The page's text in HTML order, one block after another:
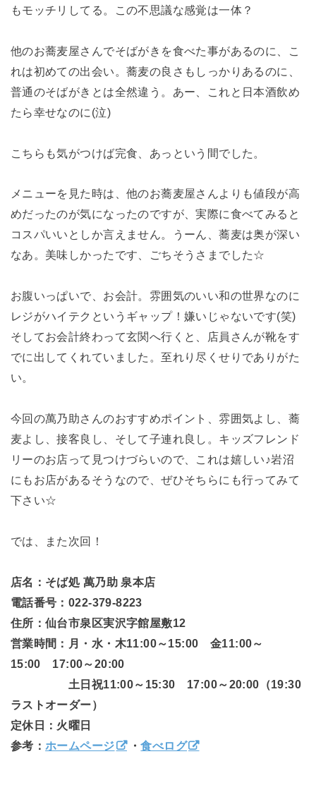
もモッチリしてる。この不思議な感覚は一体？
他のお蕎麦屋さんでそばがきを食べた事があるのに、こ
れは初めての出会い。蕎麦の良さもしっかりあるのに、
普通のそばがきとは全然違う。あー、これと日本酒飲め
たら幸せなのに(泣)
こちらも気がつけば完食、あっという間でした。
メニューを見た時は、他のお蕎麦屋さんよりも値段が高
めだったのが気になったのですが、実際に食べてみると
コスパいいとしか言えません。うーん、蕎麦は奥が深い
なあ。美味しかったです、ごちそうさまでした☆
お腹いっぱいで、お会計。雰囲気のいい和の世界なのに
レジがハイテクというギャップ！嫌いじゃないです(笑)
そしてお会計終わって玄関へ行くと、店員さんが靴をす
でに出してくれていました。至れり尽くせりでありがた
い。
今回の萬乃助さんのおすすめポイント、雰囲気よし、蕎
麦よし、接客良し、そして子連れ良し。キッズフレンド
リーのお店って見つけづらいので、これは嬉しい♪岩沼
にもお店があるそうなので、ぜひそちらにも行ってみて
下さい☆
では、また次回！
店名：そば処 萬乃助 泉本店
電話番号：022-379-8223
住所：仙台市泉区実沢字館屋敷12
営業時間：月・水・木11:00～15:00 金11:00～
15:00 17:00～20:00
土日祝11:00～15:30 17:00～20:00（19:30
ラストオーダー）
定休日：火曜日
参考：ホームページ ・食べログ